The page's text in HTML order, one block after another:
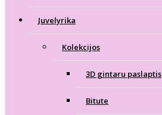
Juvelyrika
Kolekcijos
3D gintaru paslaptis
Bitute